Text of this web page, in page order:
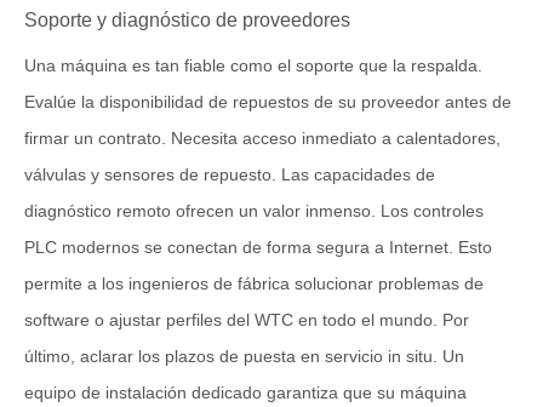
Soporte y diagnóstico de proveedores
Una máquina es tan fiable como el soporte que la respalda.
Evalúe la disponibilidad de repuestos de su proveedor antes de
firmar un contrato. Necesita acceso inmediato a calentadores,
válvulas y sensores de repuesto. Las capacidades de
diagnóstico remoto ofrecen un valor inmenso. Los controles
PLC modernos se conectan de forma segura a Internet. Esto
permite a los ingenieros de fábrica solucionar problemas de
software o ajustar perfiles del WTC en todo el mundo. Por
último, aclarar los plazos de puesta en servicio in situ. Un
equipo de instalación dedicado garantiza que su máquina